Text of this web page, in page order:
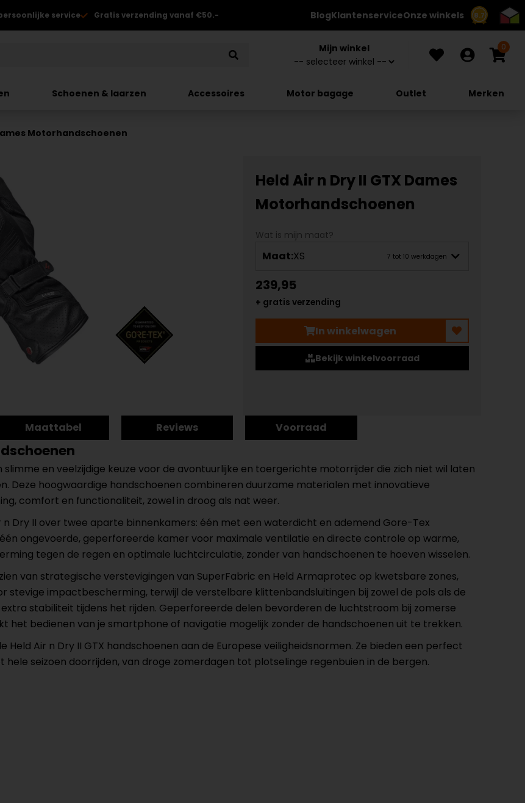
8.7
service Gratis verzending vanaf €50.- BlogKlantenserviceOnze winkels
Mijn winkel 0
Schoenen & laarzen Accessoires Motor bagage Outlet Merken
Motorhandschoenen
Held Air n Dry II GTX Dames
Motorhandschoenen
Wat is mijn maat?
Maat:XS 7 tot 10 werkdagen
239,95
+ gratis verzending
In winkelwagen
Bekijk winkelvoorraad
Maattabel Reviews Voorraad
slimme en veelzijdige keuze voor de avontuurlijke en toergerichte motorrijder die zich niet wil laten
Deze hoogwaardige handschoenen combineren duurzame materialen met innovatieve
comfort en functionaliteit, zowel in droog als nat weer.
n Dry II over twee aparte binnenkamers: één met een waterdicht en ademend Gore-Tex
ongevoerde, geperforeerde kamer voor maximale ventilatie en directe controle op warme,
tegen de regen en optimale luchtcirculatie, zonder van handschoenen te hoeven wisselen.
van strategische verstevigingen van SuperFabric en Held Armaprotec op kwetsbare zones,
stevige impactbescherming, terwijl de verstelbare klittenbandsluitingen bij zowel de pols als de
stabiliteit tijdens het rijden. Geperforeerde delen bevorderen de luchtstroom bij zomerse
het bedienen van je smartphone of navigatie mogelijk zonder de handschoenen uit te trekken.
Held Air n Dry II GTX handschoenen aan de Europese veiligheidsnormen. Ze bieden een perfect
seizoen doorrijden, van droge zomerdagen tot plotselinge regenbuien in de bergen.